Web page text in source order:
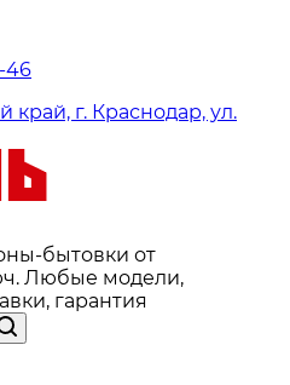
46
край, г. Краснодар, ул.
бытовки от
Любые модели,
гарантия